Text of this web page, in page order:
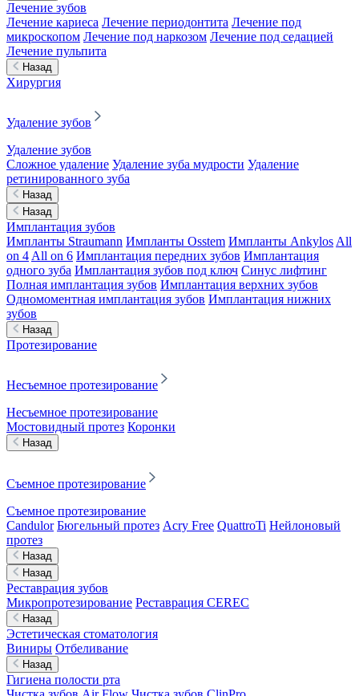
Лечение зубов
Лечение кариеса Лечение периодонтита Лечение под
микроскопом Лечение под наркозом Лечение под седацией
Лечение пульпита
Назад
Хирургия
Удаление зубов
Удаление зубов
Сложное удаление Удаление зуба мудрости Удаление
ретинированного зуба
Назад
Назад
Имплантация зубов
Импланты Straumann Импланты Osstem Импланты Ankylos All
on 4 All on 6 Имплантация передних зубов Имплантация
одного зуба Имплантация зубов под ключ Синус лифтинг
Полная имплантация зубов Имплантация верхних зубов
Одномоментная имплантация зубов Имплантация нижних
зубов
Назад
Протезирование
Несъемное протезирование
Несъемное протезирование
Мостовидный протез Коронки
Назад
Съемное протезирование
Съемное протезирование
Candulor Бюгельный протез Acry Free QuattroTi Нейлоновый
протез
Назад
Назад
Реставрация зубов
Микропротезирование Реставрация CEREC
Назад
Эстетическая стоматология
Виниры Отбеливание
Назад
Гигиена полости рта